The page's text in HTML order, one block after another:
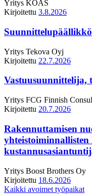
Yritys KOAS
Kirjoitettu 3.8.2026
Suunnittelupäällikkö
Yritys Tekova Oyj
Kirjoitettu 22.7.2026
Vastuusuunnittelija,
Yritys FCG Finnish
Kirjoitettu 20.7.2026
Rakennuttamisen
Yritys Boost Brothers Oy
Kirjoitettu 18.6.2026
Kaikki avoimet työpaikat